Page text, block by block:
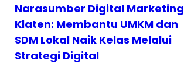
Narasumber Digital Marketing
Klaten: Membantu UMKM dan
SDM Lokal Naik Kelas Melalui
Strategi Digital